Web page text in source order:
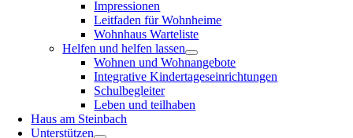
Impressionen
Leitfaden für Wohnheime
Wohnhaus Warteliste
Helfen und helfen lassen
Wohnen und Wohnangebote
Integrative Kindertageseinrichtungen
Schulbegleiter
Leben und teilhaben
Haus am Steinbach
Unterstützen